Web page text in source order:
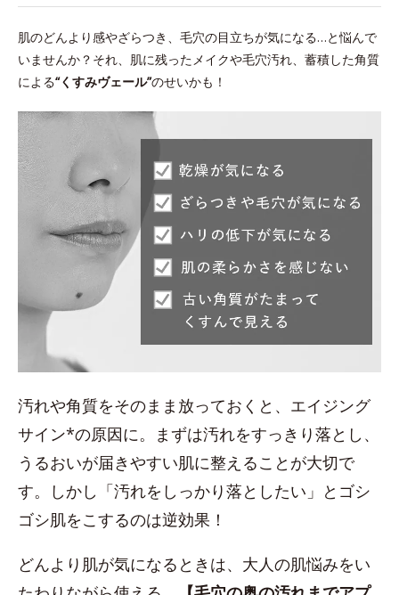
肌のどんより感やざらつき、毛穴の目立ちが気になる…と悩んで
いませんか？それ、肌に残ったメイクや毛穴汚れ、蓄積した角質
による“くすみヴェール”のせいかも！
汚れや角質をそのまま放っておくと、エイジング
サイン*の原因に。まずは汚れをすっきり落とし、
うるおいが届きやすい肌に整えることが大切で
す。しかし「汚れをしっかり落としたい」とゴシ
ゴシ肌をこするのは逆効果！
どんより肌が気になるときは、大人の肌悩みをい